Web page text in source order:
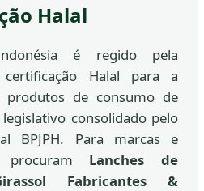
Halal
é regido pela
Halal para a
de consumo de
consolidado pelo
BPJPH. Para marcas e
procuram Lanches de
Fabricantes &